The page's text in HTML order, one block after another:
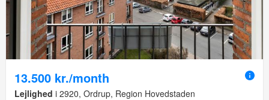
13.500 kr./month
Lejlighed i 2920, Ordrup, Region Hovedstaden